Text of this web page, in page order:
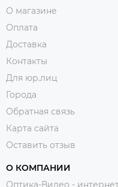
О магазине
Оплата
Доставка
Контакты
Для юр.лиц
Города
Обратная связь
Карта сайта
Оставить отзыв
О КОМПАНИИ
Оптика-Видео -